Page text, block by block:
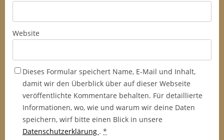
Website
Dieses Formular speichert Name, E-Mail und Inhalt,
damit wir den Überblick über auf dieser Webseite
veröffentlichte Kommentare behalten. Für detaillierte
Informationen, wo, wie und warum wir deine Daten
speichern, wirf bitte einen Blick in unsere
Datenschutzerklärung . *